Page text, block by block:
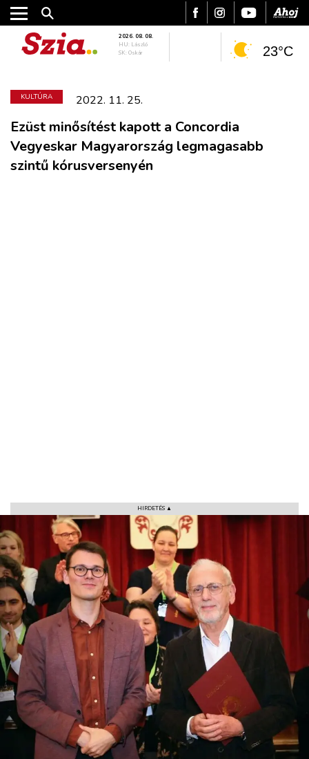
KULTÚRA
PODCAST
MIX
2026. 08. 08.
HU: László
SK: Oskár
23°C
KULTÚRA 2022. 11. 25.
Ezüst minősítést kapott a Concordia
Vegyeskar Magyarország legmagasabb
szintű kórusversenyén
HIRDETÉS ▲